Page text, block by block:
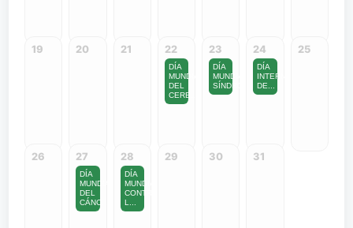
19 20 21 22
DÍA
MUNDIAL
DEL
CERE...
23
DÍA
MUNDIAL
SÍNDROME...
24
DÍA
INTERNACIONAL
DE...
25
26 27
DÍA
MUNDIAL
DEL
CÁNC...
28
DÍA
MUNDIAL
CONTRA
L...
29 30 31